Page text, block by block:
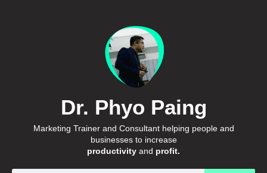
Dr. Phyo Paing
Marketing Trainer and Consultant helping people and
businesses to increase
productivity and profit.